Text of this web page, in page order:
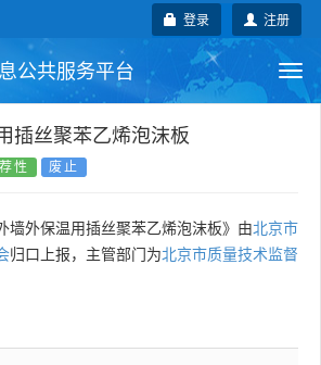
注册
登录
公共服务平台
行业标准
技术委员会
插丝聚苯乙烯泡沫板
性 废止
墙外保温用插丝聚苯乙烯泡沫板》由北京市
归口上报，主管部门为北京市质量技术监督